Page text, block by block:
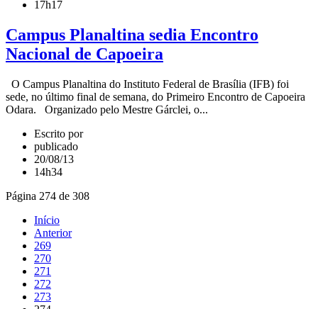
17h17
Campus Planaltina sedia Encontro
Nacional de Capoeira
O Campus Planaltina do Instituto Federal de Brasília (IFB) foi
sede, no último final de semana, do Primeiro Encontro de Capoeira
Odara. Organizado pelo Mestre Gárclei, o...
Escrito por
publicado
20/08/13
14h34
Página 274 de 308
Início
Anterior
269
270
271
272
273